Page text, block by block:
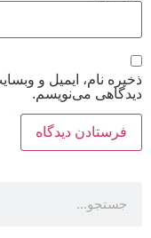
ذخیره نام، ایمیل و
دیدگاهی می‌نویسم.